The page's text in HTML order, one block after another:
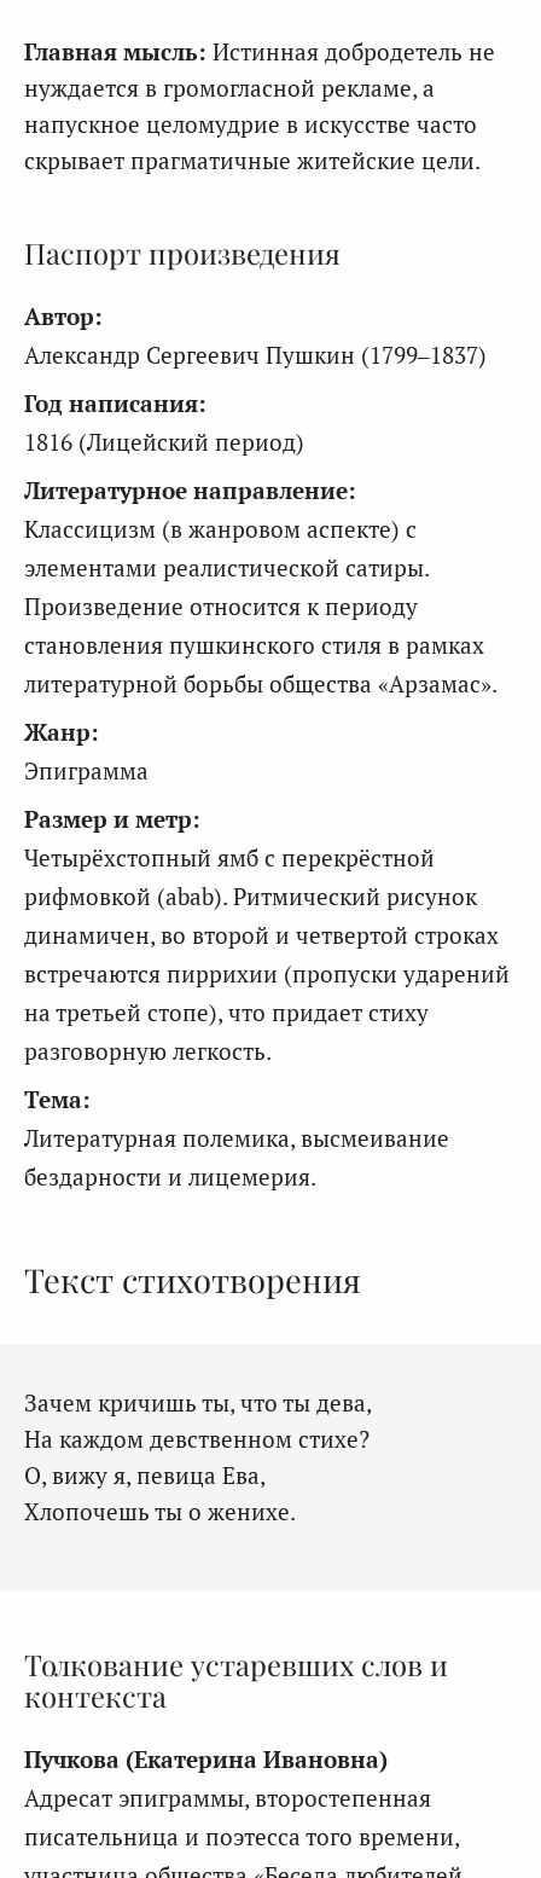
Главная мысль: Истинная добродетель не
нуждается в громогласной рекламе, а
напускное целомудрие в искусстве часто
скрывает прагматичные житейские цели.
Паспорт произведения
Автор:
Александр Сергеевич Пушкин (1799–1837)
Год написания:
1816 (Лицейский период)
Литературное направление:
Классицизм (в жанровом аспекте) с
элементами реалистической сатиры.
Произведение относится к периоду
становления пушкинского стиля в рамках
литературной борьбы общества «Арзамас».
Жанр:
Эпиграмма
Размер и метр:
Четырёхстопный ямб с перекрёстной
рифмовкой (abab). Ритмический рисунок
динамичен, во второй и четвертой строках
встречаются пиррихии (пропуски ударений
на третьей стопе), что придает стиху
разговорную легкость.
Тема:
Литературная полемика, высмеивание
бездарности и лицемерия.
Текст стихотворения
Зачем кричишь ты, что ты дева,
На каждом девственном стихе?
О, вижу я, певица Ева,
Хлопочешь ты о женихе.
Толкование устаревших слов и
контекста
Пучкова (Екатерина Ивановна)
Адресат эпиграммы, второстепенная
писательница и поэтесса того времени,